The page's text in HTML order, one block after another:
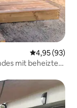
4,95 (93)
mit beheiztem